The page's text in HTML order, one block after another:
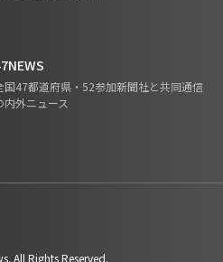
国47都道府県・52参加新聞社と共同通信
内外ニュース
All Rights Reserved.